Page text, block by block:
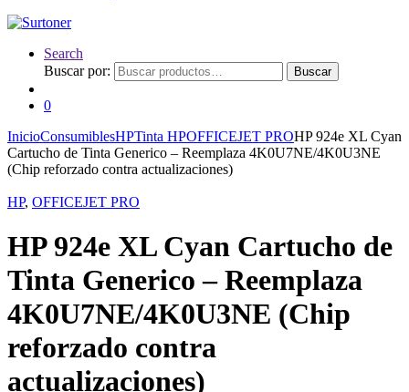
Search
Buscar por:
Buscar
0
InicioConsumiblesHPTinta HPOFFICEJET PROHP 924e XL Cyan
Cartucho de Tinta Generico – Reemplaza 4K0U7NE/4K0U3NE
(Chip reforzado contra actualizaciones)
HP, OFFICEJET PRO
HP 924e XL Cyan Cartucho de
Tinta Generico – Reemplaza
4K0U7NE/4K0U3NE (Chip
reforzado contra
actualizaciones)